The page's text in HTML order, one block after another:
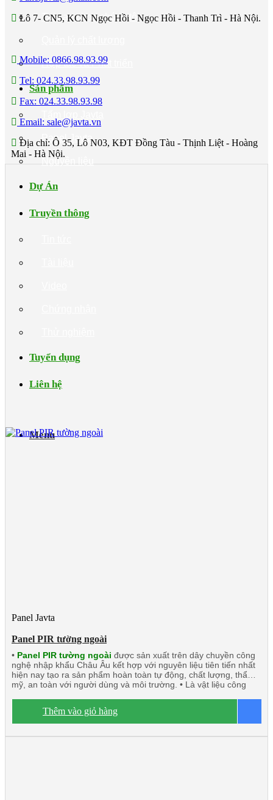
Tại sao chọn chúng tôi
Hợp tác và Phát triển
Sản phẩm
Panel Javta
Nguyên liệu
Dự Án
Truyền thông
Tuyển dụng
Liên hệ
Menu
Lô 7- CN5, KCN Ngọc Hồi - Ngọc Hồi - Thanh Trì - Hà Nội.
Mobile: 0866.98.93.99
Tel: 024.33.98.93.99
Fax: 024.33.98.93.98
Email: sale@javta.vn
Địa chỉ: Ô 35, Lô N03, KĐT Đồng Tàu - Thịnh Liệt - Hoàng
Mai - Hà Nội.
Panel Javta
Panel PIR tường ngoài
• Panel PIR tường ngoài được sản xuất trên dây chuyền công
nghệ nhập khẩu Châu Âu kết hợp với nguyên liệu tiên tiến nhất
hiện nay tạo ra sản phẩm hoàn toàn tự động, chất lượng, thẩm
mỹ, an toàn với người dùng và môi trường. • Là vật liệu công
cách nhiệt đạt tiêu chuẩn TCVN 9311-8:2012: EI15 ÷ EI45 •
Panel PIR tường ngoài rất chắc chắn và nhẹ. Có khả năng cách
Thêm vào giỏ hàng